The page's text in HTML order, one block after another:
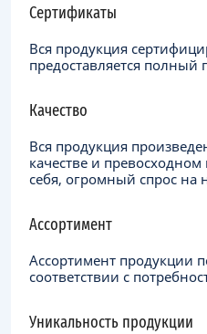
Сертификаты
Вся продукция
предоставляется полный
Качество
Вся продукция
качестве и превосходном
себя, огромный спрос на
Ассортимент
Ассортимент продукции
соответствии с
Уникальность продукции